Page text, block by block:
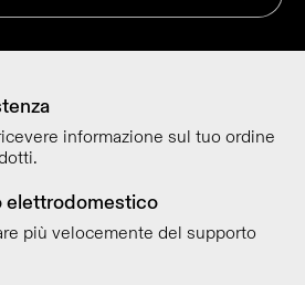
informazione sul tuo ordine
elettrodomestico
più velocemente del supporto